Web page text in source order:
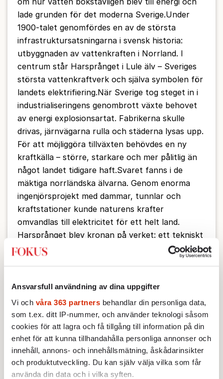
Ansvarsfull användning av dina uppgifter
Vi och våra 363 partners behandlar din personliga data,
som t.ex. ditt IP-nummer, och använder teknologi såsom
cookies för att lagra och få tillgång till information på din
enhet för att kunna tillhandahålla personliga annonser och
innehåll, annons- och innehållsmätning, åskådarinsikter
och produktutveckling. Du kan själv välja vilka som får
använda din data och i vilka syften.
lade grunden för det moderna Sverige.Under
1900-talet genomfördes en av de största
infrastruktursatsningarna i svensk historia:
utbyggnaden av vattenkraften i Norrland. I
centrum står Harsprånget i Lule älv – Sveriges
största vattenkraftverk och själva symbolen för
landets elektrifiering.När Sverige tog steget in i
industrialiseringens genombrott växte behovet
av energi explosionsartat. Fabrikerna skulle
drivas, järnvägarna rulla och städerna lysas upp.
För att möjliggöra tillväxten behövdes en ny
kraftkälla – större, starkare och mer pålitlig än
något landet tidigare haft.Svaret fanns i de
mäktiga norrländska älvarna. Genom enorma
ingenjörsprojekt med dammar, tunnlar och
kraftstationer kunde naturens krafter
omvandlas till elektricitet för ett helt land.
Harsprånget blev kronan på verket: ett tekniskt
och ekonomiskt jätteprojekt som kom att
försörja svensk industri och välfärd med energi
pris. Utbyggnaden förändrade landskap, flyttade
samhällen och påverkade människors liv för
generationer framåt. Harsprånget blev därför
inte bara en symbol för framtidstro och
modernisering – utan också för de konflikter
som uppstår när naturresurser exploateras i
utvecklingens namn.
2026-05-08 | SE